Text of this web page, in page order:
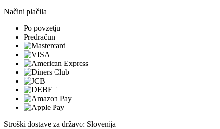
Načini plačila
Po povzetju
Predračun
Stroški dostave za državo: Slovenija